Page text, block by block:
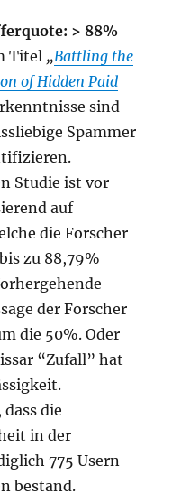
> 88%
Titel „Battling the
of Hidden Paid
sind
Spammer
Studie ist vor
auf
die Forscher
zu 88,79%
der Forscher
die 50%. Oder
“Zufall” hat
die
in der
775 Usern
bestand.